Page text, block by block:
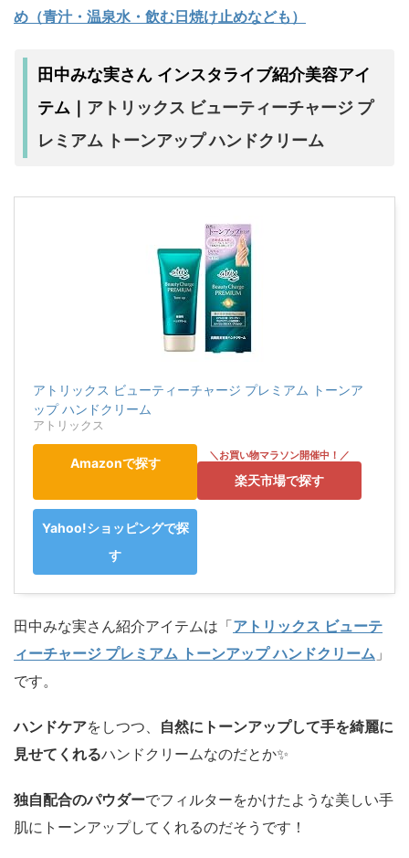
め（青汁・温泉水・飲む日焼け止めなども）
田中みな実さん インスタライブ紹介美容アイ
テム｜ アトリックス ビューティーチャージ プ
レミアム トーンアップ ハンドクリーム
アトリックス ビューティーチャージ プレミアム トーンア
ップ ハンドクリーム
アトリックス
Amazonで探す
楽天市場で探す
Yahoo!ショッピングで探
す
田中みな実さん紹介アイテムは「アトリックス ビューテ
ィーチャージ プレミアム トーンアップ ハンドクリーム 」
です。
ハンドケアをしつつ、 自然にトーンアップして手を綺麗に
見せてくれるハンドクリームなのだとか✨️
独自配合のパウダーでフィルターをかけたような美しい手
肌にトーンアップしてくれるのだそうです！